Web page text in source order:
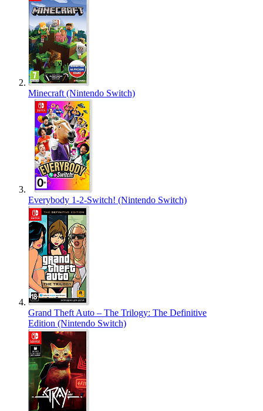
Minecraft (Nintendo Switch)
Everybody 1-2-Switch! (Nintendo Switch)
Grand Theft Auto – The Trilogy: The Definitive
Edition (Nintendo Switch)